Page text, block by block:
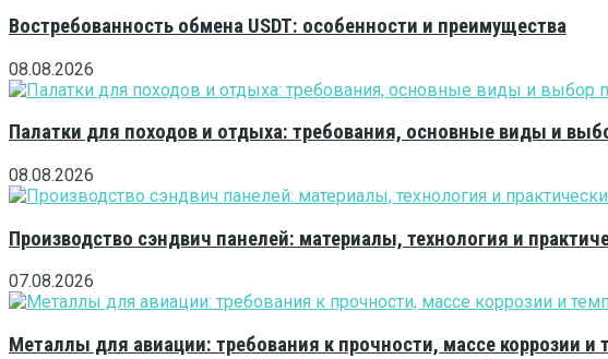
Востребованность обмена USDT: особенности и преимущества
08.08.2026
Палатки для походов и отдыха: требования, основные виды и
08.08.2026
Производство сэндвич панелей: материалы, технология и
07.08.2026
Металлы для авиации: требования к прочности, массе коррозии и